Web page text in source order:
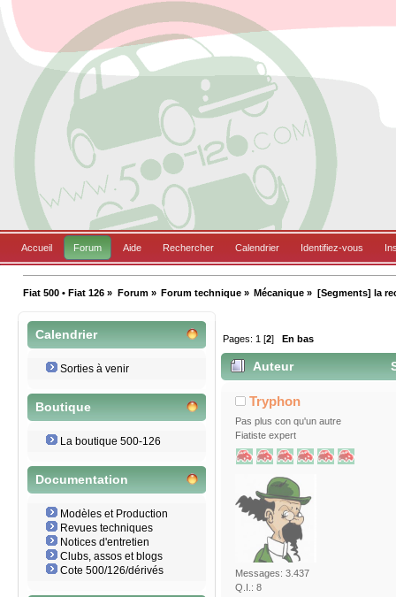
Accueil Forum Aide Rechercher Calendrier Identifiez-vous
Fiat 500 • Fiat 126 » Forum» Forum technique» Mécanique » [Segments] la
Calendrier
Sorties à venir
Boutique
La boutique 500-126
Documentation
Modèles et Production
Revues techniques
Notices d'entretien
Clubs, assos et blogs
Cote 500/126/dérivés
Pages: 1 [2] En bas
Auteur
Tryphon
Pas plus con qu'un autre
Fiatiste expert
Messages: 3.437
Q.I.: 8